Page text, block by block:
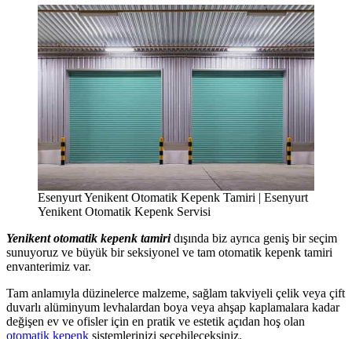
Esenyurt Yenikent Otomatik Kepenk Tamiri | Esenyurt
Yenikent Otomatik Kepenk Servisi
Yenikent otomatik kepenk tamiridışında biz ayrıca geniş bir seçim
sunuyoruz ve büyük bir seksiyonel ve tam otomatik kepenk tamiri
envanterimiz var.
Tam anlamıyla düzinelerce malzeme, sağlam takviyeli çelik veya çift
duvarlı alüminyum levhalardan boya veya ahşap kaplamalara kadar
değişen ev ve ofisler için en pratik ve estetik açıdan hoş olan
otomatik kepenk sistemlerinizi seçebileceksiniz.